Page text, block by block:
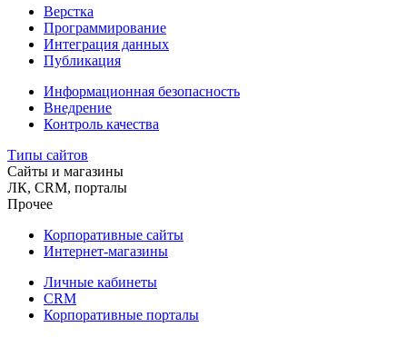
Верстка
Программирование
Интеграция данных
Публикация
Информационная безопасность
Внедрение
Контроль качества
Типы сайтов
Сайты и магазины
ЛК, CRM, порталы
Прочее
Корпоративные сайты
Интернет-магазины
Личные кабинеты
CRM
Корпоративные порталы